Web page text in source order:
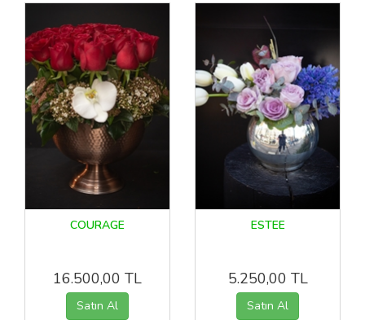
COURAGE
16.500,00 TL
ESTEE
5.250,00 TL